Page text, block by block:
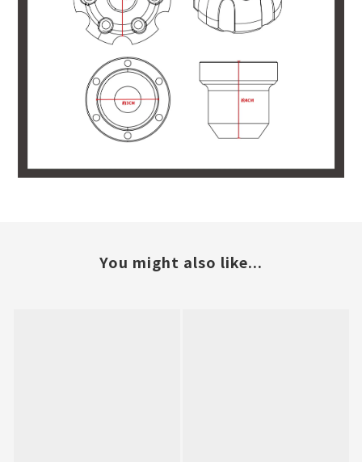
You might also like...